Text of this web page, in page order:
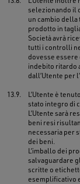
selezionando il
un cambio
prodotto in
Società avrà
tutti i controlli
dovesse
indebito ritardo
dall’Utente per
13.9.
L’Utente è
stato integro di
L’Utente sarà
beni resi
necessaria per
dei beni.
L’imballo dei
salvaguardare
scritte o
esemplificativo